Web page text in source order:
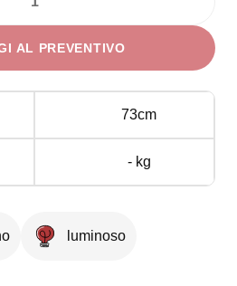
Cubone
Slide
quantità
AL PREVENTIVO
73cm
- kg
luminoso